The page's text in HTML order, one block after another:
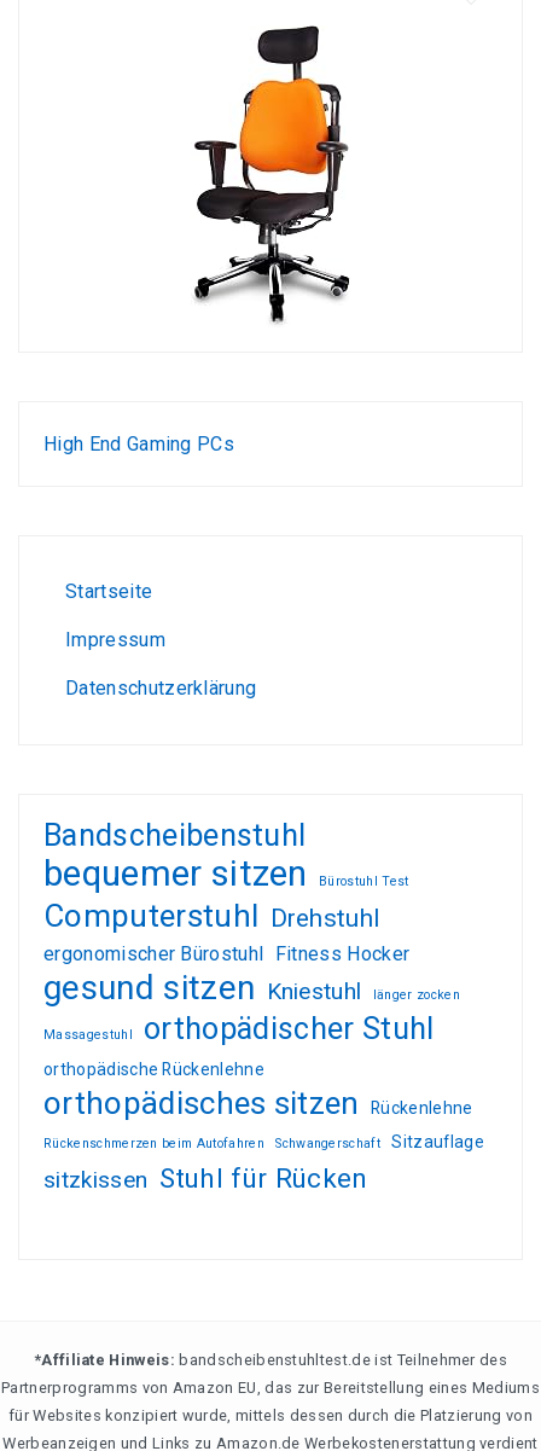
High End Gaming PCs
Startseite
Impressum
Datenschutzerklärung
Bandscheibenstuhl
bequemer sitzen Bürostuhl Test
Computerstuhl Drehstuhl
ergonomischer Bürostuhl Fitness Hocker
gesund sitzen Kniestuhl länger zocken
Massagestuhl orthopädischer Stuhl
orthopädische Rückenlehne
orthopädisches sitzen Rückenlehne
Rückenschmerzen beim Autofahren Schwangerschaft Sitzauflage
sitzkissen Stuhl für Rücken
*Affiliate Hinweis: bandscheibenstuhltest.de ist Teilnehmer des
Partnerprogramms von Amazon EU, das zur Bereitstellung eines Mediums
für Websites konzipiert wurde, mittels dessen durch die Platzierung von
Werbeanzeigen und Links zu Amazon.de Werbekostenerstattung verdient